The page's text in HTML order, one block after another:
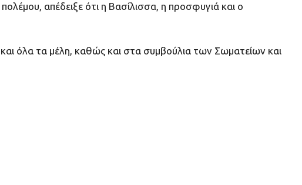
απέδειξε ότι η Βασίλισσα, η προσφυγιά και ο
όλα τα μέλη, καθώς και στα συμβούλια των Σωματείων και